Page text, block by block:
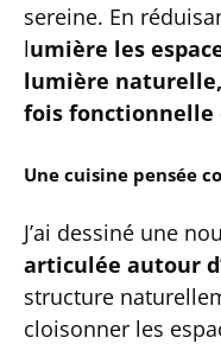
sereine. En
lumière les
lumière
fois fonctionnelle
Une cuisine pensée
J’ai dessiné une
articulée autour
structure
cloisonner les